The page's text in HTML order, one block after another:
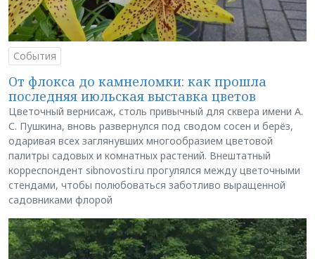
События
От флокса до камнеломки: как прошла
последняя июльская выставка цветов
Цветочный вернисаж, столь привычный для сквера имени А.
С. Пушкина, вновь развернулся под сводом сосен и берёз,
одаривая всех заглянувших многообразием цветовой
палитры садовых и комнатных растений. Внештатный
корреспондент sibnovosti.ru прогулялся между цветочными
стендами, чтобы полюбоваться заботливо выращенной
садовниками флорой